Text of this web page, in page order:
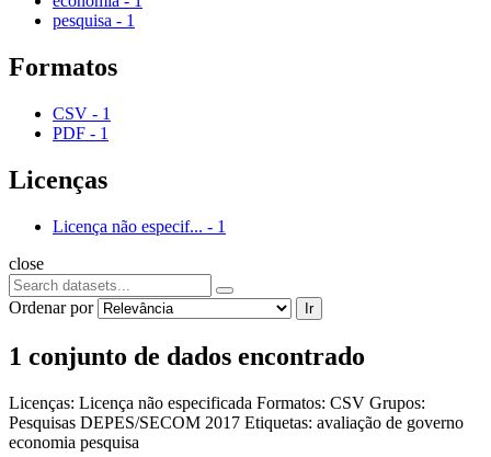
pesquisa - 1
Formatos
CSV - 1
PDF - 1
Licenças
Licença não especif... - 1
close
Ordenar por Ir
1 conjunto de dados encontrado
Licenças: Licença não especificada Formatos: CSV Grupos:
Pesquisas DEPES/SECOM 2017 Etiquetas: avaliação de governo
economia pesquisa